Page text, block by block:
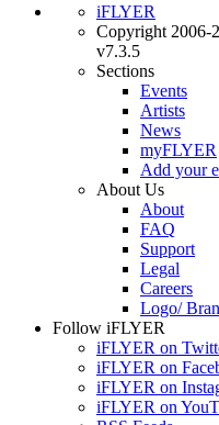
iFLYER
Copyright 2006-
v7.3.5
Sections
Events
Artists
News
myFLYER
Add your
About Us
About
FAQ
Support
Legal
Careers
Logo/
Follow iFLYER
iFLYER on
iFLYER on
iFLYER on
iFLYER on